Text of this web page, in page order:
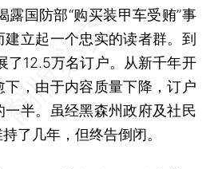
露国防部“购买装甲车受贿”事
立起一个忠实的读者群。到
了12.5万名订户。从新千年开
，由于内容质量下降，订户
半。虽经黑森州政府及社民
了几年，但终告倒闭。